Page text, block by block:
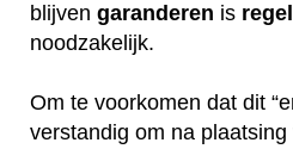
blijven garanderen is
noodzakelijk.
Om te voorkomen dat dit
verstandig om na